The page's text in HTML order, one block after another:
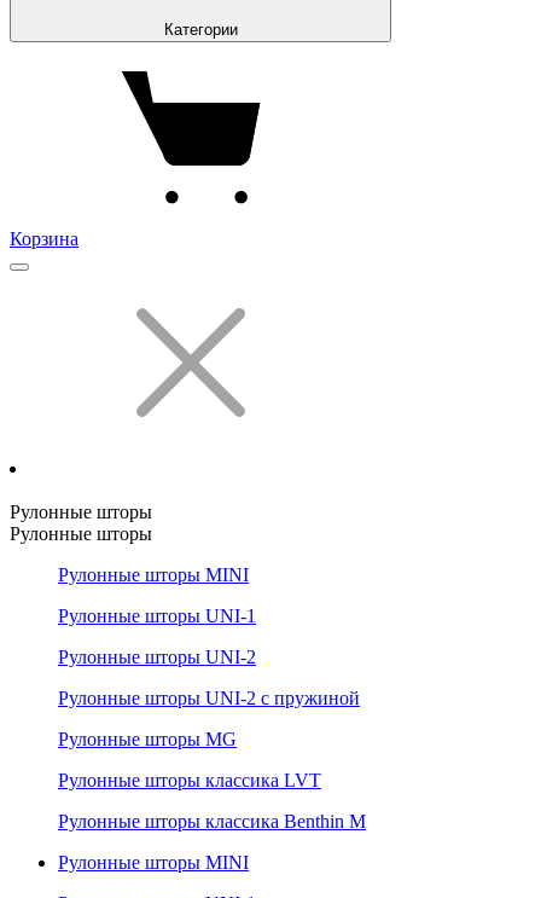
Категории
Корзина
Рулонные шторы
Рулонные шторы
Рулонные шторы MINI
Рулонные шторы UNI-1
Рулонные шторы UNI-2
Рулонные шторы UNI-2 с пружиной
Рулонные шторы MG
Рулонные шторы классика LVT
Рулонные шторы классика Benthin M
Рулонные шторы MINI